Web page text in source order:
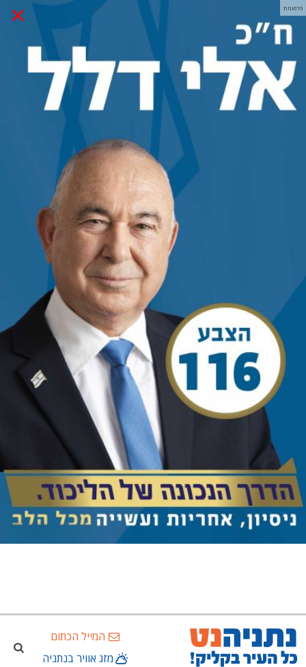
× פרסומת
המייל הכתום
מזג אוויר בנתניה